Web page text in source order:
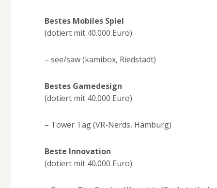
Bestes Mobiles Spiel
(dotiert mit 40.000 Euro)
– see/saw (kamibox, Riedstadt)
Bestes Gamedesign
(dotiert mit 40.000 Euro)
– Tower Tag (VR-Nerds, Hamburg)
Beste Innovation
(dotiert mit 40.000 Euro)